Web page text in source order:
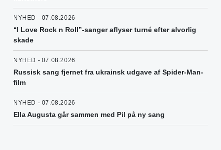
NYHED - 07.08.2026
“I Love Rock n Roll”-sanger aflyser turné efter alvorlig
skade
NYHED - 07.08.2026
Russisk sang fjernet fra ukrainsk udgave af Spider-Man-
film
NYHED - 07.08.2026
Ella Augusta går sammen med Pil på ny sang